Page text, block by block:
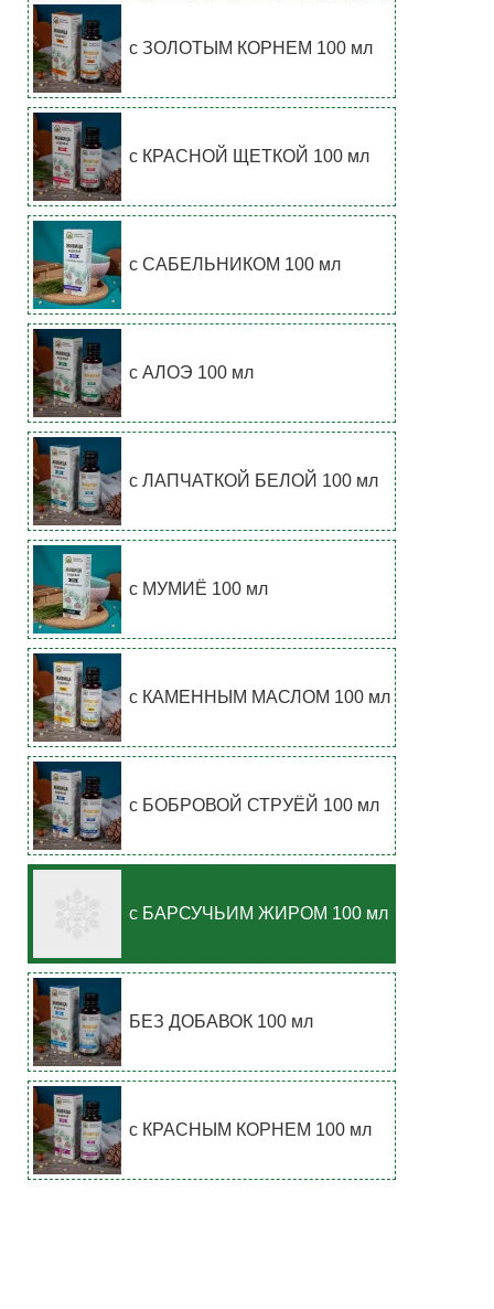
с ЗОЛОТЫМ КОРНЕМ 100 мл
с КРАСНОЙ ЩЕТКОЙ 100 мл
с САБЕЛЬНИКОМ 100 мл
с АЛОЭ 100 мл
с ЛАПЧАТКОЙ БЕЛОЙ 100 мл
с МУМИЁ 100 мл
с КАМЕННЫМ МАСЛОМ 100 мл
с БОБРОВОЙ СТРУЁЙ 100 мл
с БАРСУЧЬИМ ЖИРОМ 100 мл
БЕЗ ДОБАВОК 100 мл
с КРАСНЫМ КОРНЕМ 100 мл